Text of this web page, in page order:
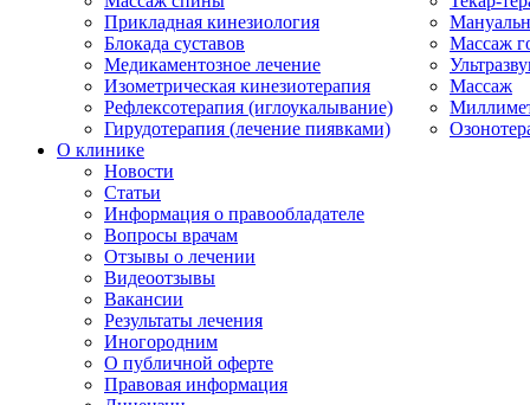
Прикладная кинезиология
Блокада суставов
Медикаментозное лечение
Изометрическая кинезиотерапия
Рефлексотерапия (иглоукалывание)
Гирудотерапия (лечение пиявками)
Массаж
Массаж
О клинике
Новости
Статьи
Информация о правообладателе
Вопросы врачам
Отзывы о лечении
Видеоотзывы
Вакансии
Результаты лечения
Иногородним
О публичной оферте
Правовая информация